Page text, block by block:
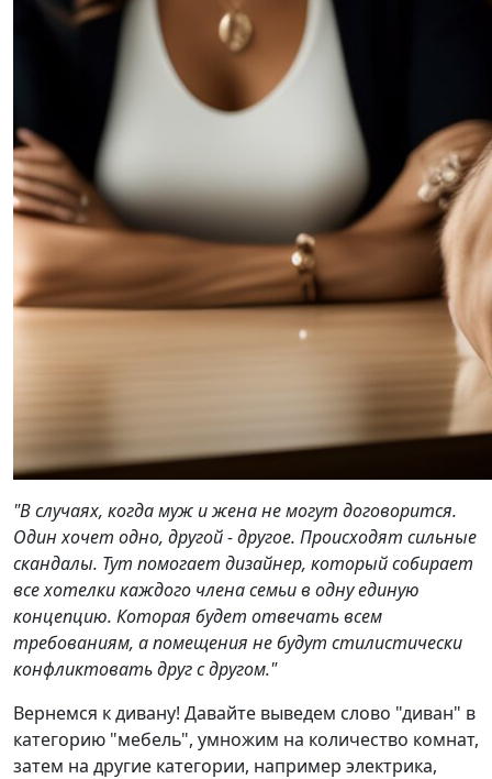
"В случаях, когда муж и жена не могут договорится.
Один хочет одно, другой - другое. Происходят сильные
скандалы. Тут помогает дизайнер, который собирает
все хотелки каждого члена семьи в одну единую
концепцию. Которая будет отвечать всем
требованиям, а помещения не будут стилистически
конфликтовать друг с другом."
Вернемся к дивану! Давайте выведем слово "диван" в
категорию "мебель", умножим на количество комнат,
затем на другие категории, например электрика,